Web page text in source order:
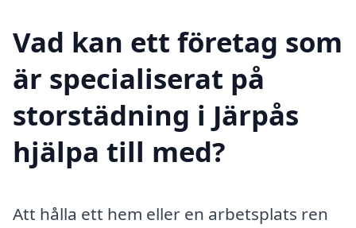
Vad kan ett företag som
är specialiserat på
storstädning i Järpås
hjälpa till med?
Att hålla ett hem eller en arbetsplats ren